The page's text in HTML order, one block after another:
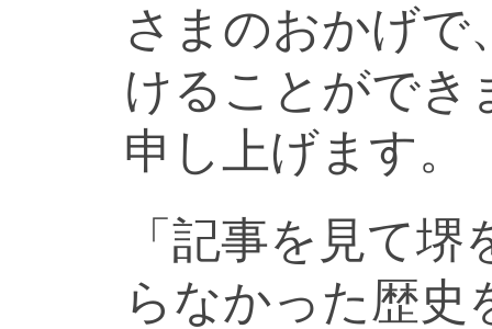
さまのおかげで
けることができ
申し上げます。
「記事を見て
らなかった歴史